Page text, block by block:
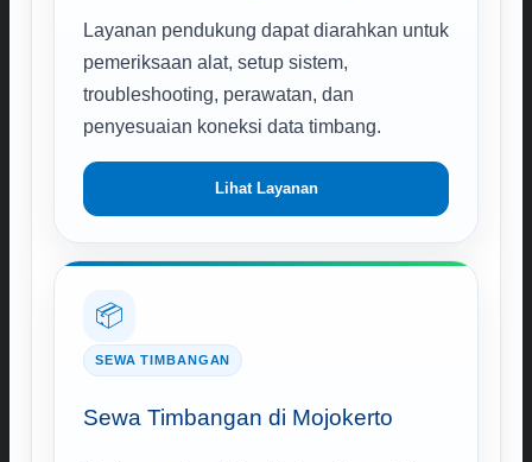
Layanan pendukung dapat diarahkan untuk
pemeriksaan alat, setup sistem,
troubleshooting, perawatan, dan
penyesuaian koneksi data timbang.
Lihat Layanan
📦
SEWA TIMBANGAN
Sewa Timbangan di Mojokerto